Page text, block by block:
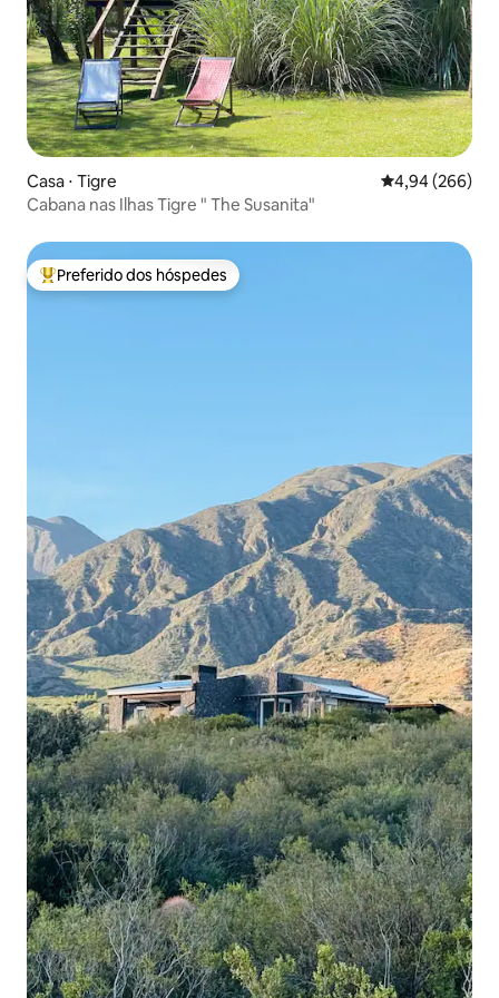
Casa ⋅ Tigre 4,94 de uma
4,94 (266)
Cabana nas Ilhas Tigre " The Susanita"
Entre os melhores preferidos dos hóspedes
Preferido dos hóspedes